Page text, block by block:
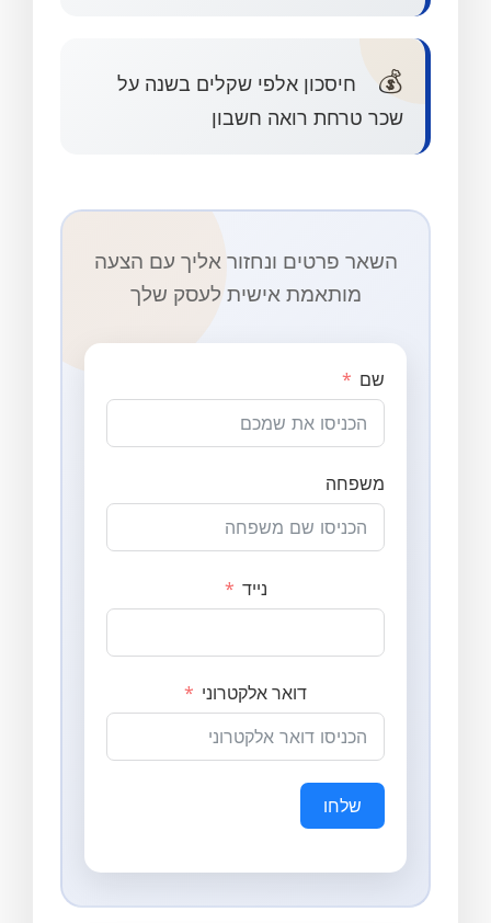
💰
חיסכון אלפי שקלים בשנה על
שכר טרחת רואה חשבון
השאר פרטים ונחזור אליך עם הצעה
מותאמת אישית לעסק שלך
שם
משפחה
נייד
דואר אלקטרוני
שלחו